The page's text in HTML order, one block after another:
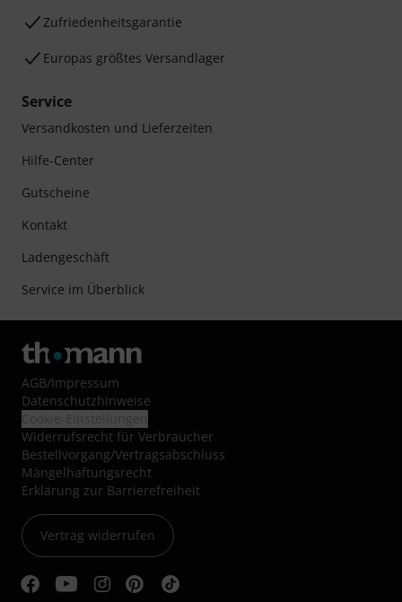
Zufriedenheitsgarantie
Europas größtes Versandlager
Service
Versandkosten und Lieferzeiten
Hilfe-Center
Gutscheine
Kontakt
Ladengeschäft
Service im Überblick
AGB/Impressum
Datenschutzhinweise
Widerrufsrecht für Verbraucher
Bestellvorgang/Vertragsabschluss
Mängelhaftungsrecht
Erklärung zur Barrierefreiheit
Vertrag widerrufen